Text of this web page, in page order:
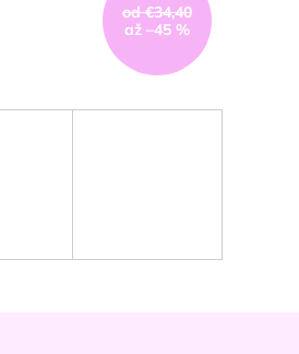
od €34,40
až –45 %